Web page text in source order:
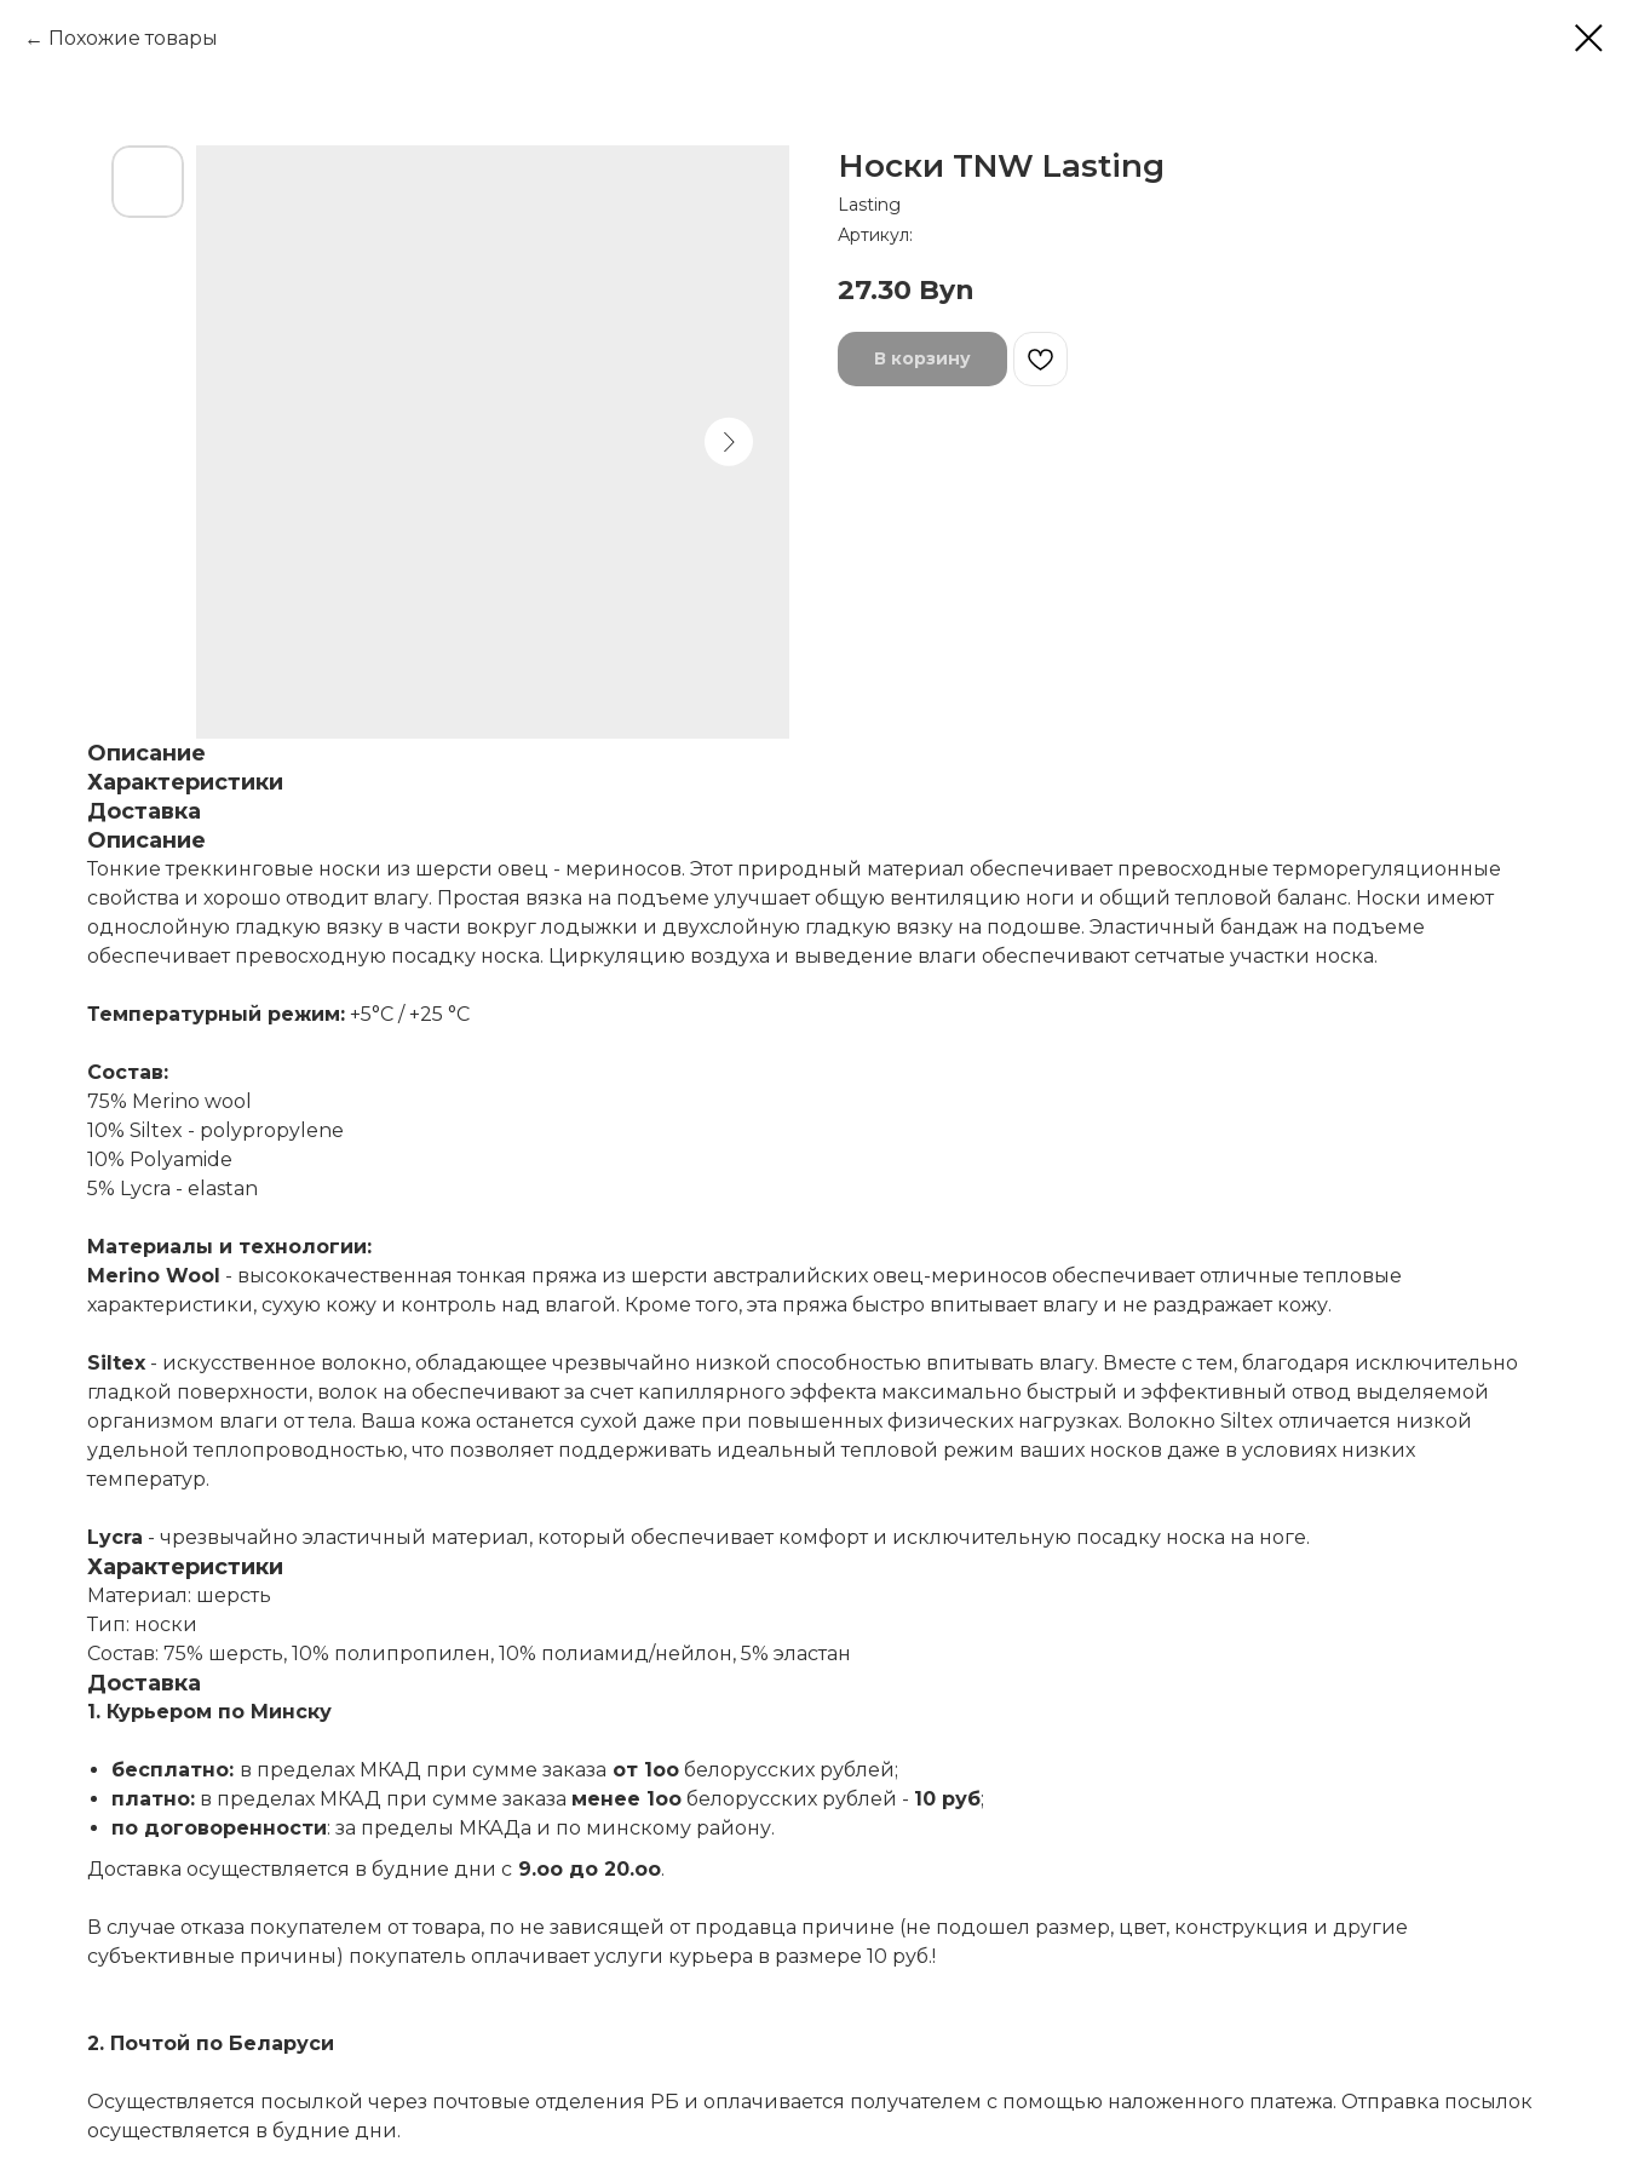
Похожие товары
Носки TNW Lasting
Lasting
Артикул:
27.30 Byn
В корзину
Описание
Характеристики
Доставка
Описание
Тонкие треккинговые носки из шерсти овец - мериносов. Этот природный материал обеспечивает превосходные терморегуляционные
свойства и хорошо отводит влагу. Простая вязка на подъеме улучшает общую вентиляцию ноги и общий тепловой баланс. Носки имеют
однослойную гладкую вязку в части вокруг лодыжки и двухслойную гладкую вязку на подошве. Эластичный бандаж на подъеме
обеспечивает превосходную посадку носка. Циркуляцию воздуха и выведение влаги обеспечивают сетчатые участки носка.
Температурный режим: +5°C / +25 °C
Состав:
75% Merino wool
10% Siltex - polypropylene
10% Polyamide
5% Lycra - elastan
Материалы и технологии:
Merino Wool - высококачественная тонкая пряжа из шерсти австралийских овец-мериносов обеспечивает отличные тепловые
характеристики, сухую кожу и контроль над влагой. Кроме того, эта пряжа быстро впитывает влагу и не раздражает кожу.
Siltex - искусственное волокно, обладающее чрезвычайно низкой способностью впитывать влагу. Вместе с тем, благодаря исключительно
гладкой поверхности, волок на обеспечивают за счет капиллярного эффекта максимально быстрый и эффективный отвод выделяемой
организмом влаги от тела. Ваша кожа останется сухой даже при повышенных физических нагрузках. Волокно Siltex отличается низкой
удельной теплопроводностью, что позволяет поддерживать идеальный тепловой режим ваших носков даже в условиях низких
температур.
Lycra - чрезвычайно эластичный материал, который обеспечивает комфорт и исключительную посадку носка на ноге.
Характеристики
Материал: шерсть
Тип: носки
Состав: 75% шерсть, 10% полипропилен, 10% полиамид/нейлон, 5% эластан
Доставка
1. Курьером по Минску
бесплатно: в пределах МКАД при сумме заказа от 1оо белорусских рублей;
платно: в пределах МКАД при сумме заказа менее 1оо белорусских рублей - 10 руб;
по договоренности: за пределы МКАДа и по минскому району.
Доставка осуществляется в будние дни с 9.оо до 20.оо.
В случае отказа покупателем от товара, по не зависящей от продавца причине (не подошел размер, цвет, конструкция и другие
субъективные причины) покупатель оплачивает услуги курьера в размере 10 руб.!
2. Почтой по Беларуси
Осуществляется посылкой через почтовые отделения РБ и оплачивается получателем с помощью наложенного платежа. Отправка посылок
осуществляется в будние дни.